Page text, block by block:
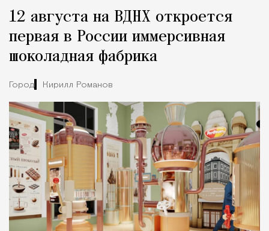
Город
12 августа на ВДНХ откроется
первая в России иммерсивная
шоколадная фабрика
Город Кирилл Романов